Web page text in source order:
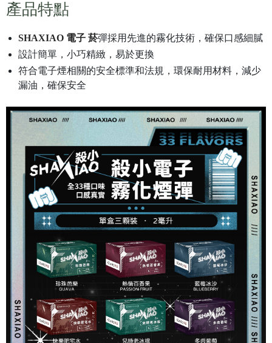
產品特點
SHAXIAO 電子 菸彈採用先進的霧化技術，確保口感細膩
設計簡單，小巧精緻，易於更換
符合電子煙相關的安全標準和法規，環保耐用材料，減少
漏油，確保安全